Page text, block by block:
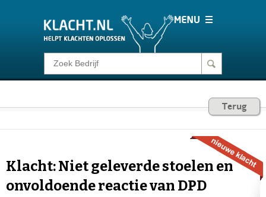
Klacht melden
Consumentenrecht
Voor Bedrijven
Terug
Klacht: Niet geleverde stoelen en
onvoldoende reactie van DPD